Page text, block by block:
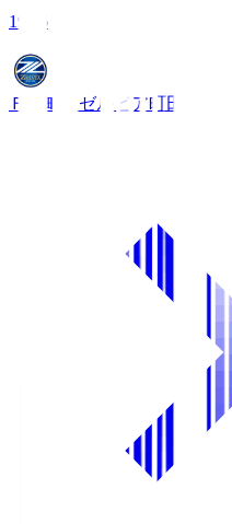
19:06
ＦＣ町田ゼルビア町田